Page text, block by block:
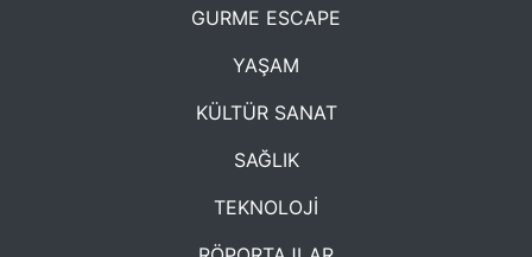
GURME ESCAPE
YAŞAM
KÜLTÜR SANAT
SAĞLIK
TEKNOLOJİ